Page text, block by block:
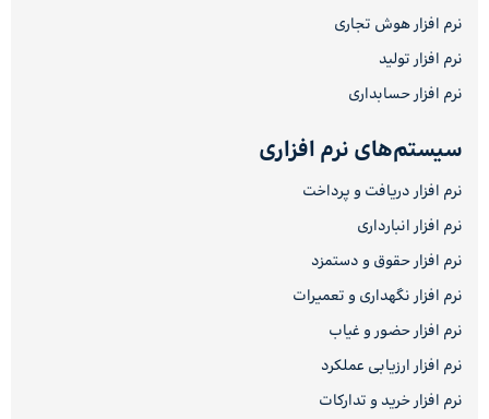
نرم افزار هوش تجاری
نرم افزار تولید
نرم افزار حسابداری
سیستم‌های نرم افزاری
نرم افزار دریافت و پرداخت
نرم افزار انبارداری
نرم افزار حقوق و دستمزد
نرم افزار نگهداری و تعمیرات
نرم افزار حضور و غیاب
نرم افزار ارزیابی عملکرد
نرم افزار خرید و تدارکات